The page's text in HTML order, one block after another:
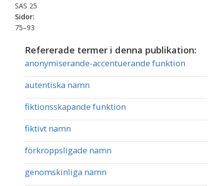
SAS 25
Sidor:
75–93
Refererade termer i denna publikation:
anonymiserande-accentuerande funktion
autentiska namn
fiktionsskapande funktion
fiktivt namn
förkroppsligade namn
genomskinliga namn